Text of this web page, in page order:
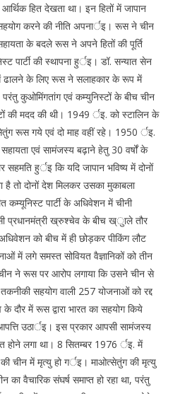
हित देखता था। इन हितों में जापान
करने की नीति अपनार्इ। रूस ने चीन
के बदले रूस ने अपने हितों की पूर्ति
पार्टी की स्थापना हुर्इ। डॉ. सन्यात सेन
के लिए रूस ने सलाहकार के रूप में
परंतु कुओमिंगतांग एवं कम्युनिस्टों के बीच चीन
की मदद की थी। 1949 र्इ. को स्टालिन के
रूस गये एवं दो माह वहीं रहे। 1950 र्इ.
एवं सामंजस्य बढ़ाने हेतु 30 वर्षों के
हुर्इ कि यदि जापान भविष्य में दोनों
तो दोनों देश मिलकर उसका मुकाबला
पार्टी के अधिवेशन में चीनी
प्रधानमंत्री ख्रुश्चेव के बीच ख्ुाले तौर
को बीच में ही छोड़कर पीकिंग लौट
में लगे समस्त सोवियत वैज्ञानिकों को तीन
ने रूस पर आरोप लगाया कि उसने चीन से
सहयोग वाली 257 योजनाओं को रद्द
दौर में रूस द्वारा भारत का सहयोग किये
उठार्इ। इस प्रकार आपसी सामंजस्य
होने लगा था। 8 सितम्बर 1976 र्इ. में
की चीन में मृत्यु हो गर्इ। माओत्सेतुंग की मृत्यु
वैचारिक संघर्ष समाप्त हो रहा था, परंतु